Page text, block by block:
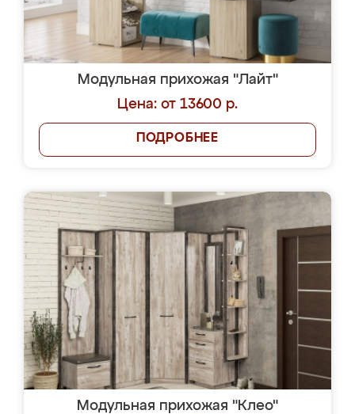
Модульная прихожая "Лайт"
Цена: от 13600 р.
ПОДРОБНЕЕ
Модульная прихожая "Клео"